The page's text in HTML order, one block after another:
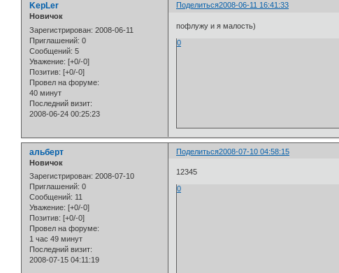
Поделиться2008-06-11 16:41:33
KepLer
Новичок
Зарегистрирован: 2008-06-11
Приглашений: 0
Сообщений: 5
Уважение: [+0/-0]
Позитив: [+0/-0]
Провел на форуме:
40 минут
Последний визит:
2008-06-24 00:25:23
пофлужу и я малость)
0
Поделиться2008-07-10 04:58:15
альберт
Новичок
Зарегистрирован: 2008-07-10
Приглашений: 0
Сообщений: 11
Уважение: [+0/-0]
Позитив: [+0/-0]
Провел на форуме:
1 час 49 минут
Последний визит:
2008-07-15 04:11:19
12345
0